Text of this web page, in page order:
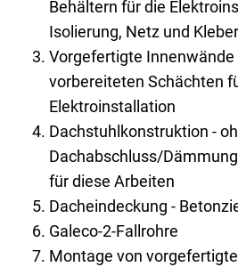
Behältern für die
Isolierung, Netz und Kleber
Vorgefertigte
vorbereiteten Schächten
Elektroinstallation
Dachstuhlkonstruktion -
Dachabschluss/
für diese Arbeiten
Dacheindeckung -
Galeco-2-Fallrohre
Montage von